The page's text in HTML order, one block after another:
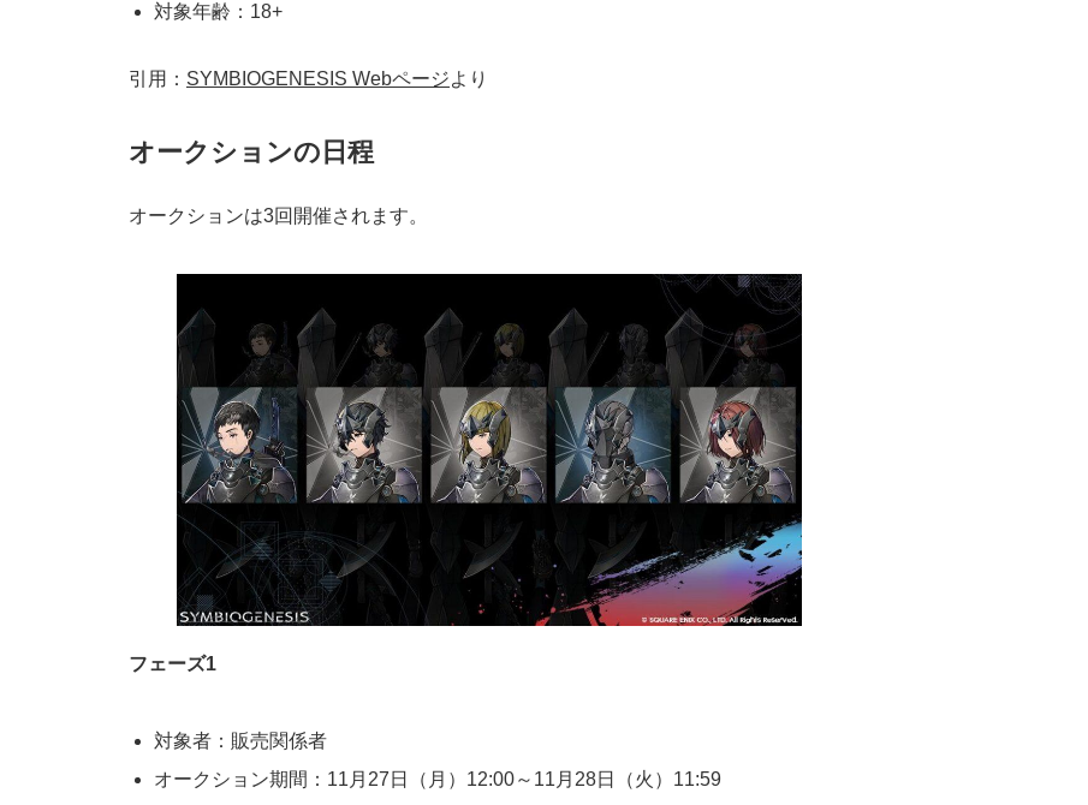
対象年齢：18+
引用： SYMBIOGENESIS Webページより
オークションの日程
オークションは3回開催されます。
フェーズ1
対象者：販売関係者
オークション期間：11月27日（月）12:00～11月28日（火）11:59